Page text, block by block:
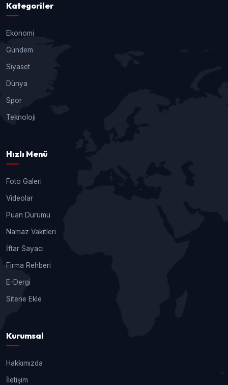
Kategoriler
Ekonomi
Gündem
Siyaset
Dünya
Spor
Teknoloji
Hızlı Menü
Foto Galeri
Videolar
Puan Durumu
Namaz Vakitleri
İftar Sayacı
Firma Rehberi
E-Dergi
Sitene Ekle
Kurumsal
Hakkımızda
İletişim